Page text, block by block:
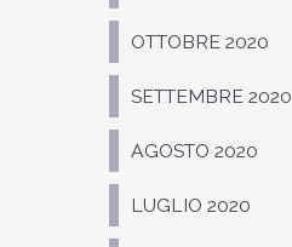
OTTOBRE 2020
SETTEMBRE 2020
AGOSTO 2020
LUGLIO 2020